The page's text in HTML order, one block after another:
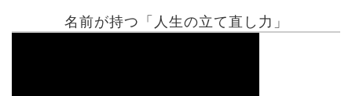
名前が持つ「人生の立て直し力」